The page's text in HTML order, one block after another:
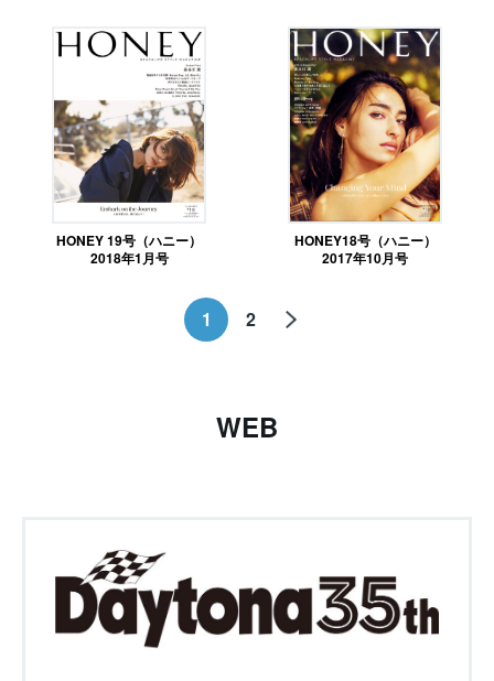
HONEY 19号（ハニー）
2018年1月号
HONEY18号（ハニー）
2017年10月号
1 2
WEB